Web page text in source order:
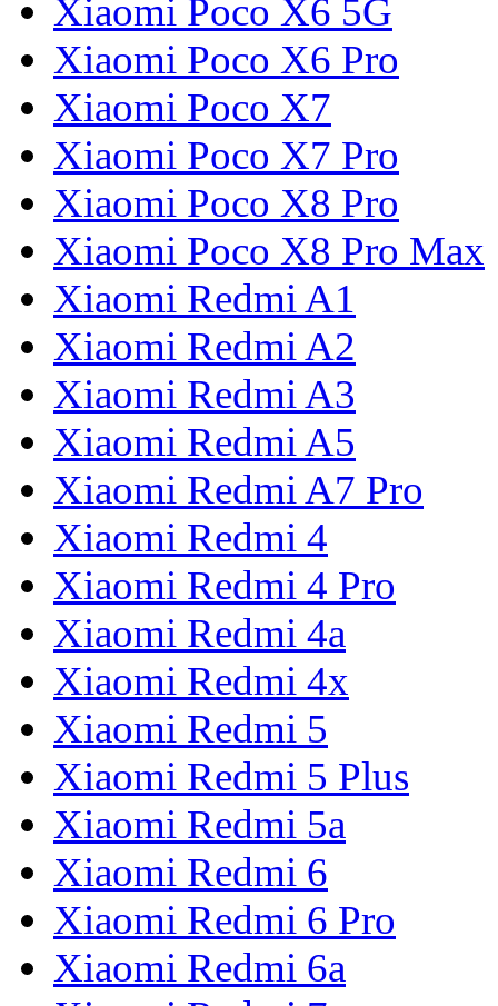
Xiaomi Poco X6 5G
Xiaomi Poco X6 Pro
Xiaomi Poco X7
Xiaomi Poco X7 Pro
Xiaomi Poco X8 Pro
Xiaomi Poco X8 Pro Max
Xiaomi Redmi A1
Xiaomi Redmi A2
Xiaomi Redmi A3
Xiaomi Redmi A5
Xiaomi Redmi A7 Pro
Xiaomi Redmi 4
Xiaomi Redmi 4 Pro
Xiaomi Redmi 4a
Xiaomi Redmi 4x
Xiaomi Redmi 5
Xiaomi Redmi 5 Plus
Xiaomi Redmi 5a
Xiaomi Redmi 6
Xiaomi Redmi 6 Pro
Xiaomi Redmi 6a